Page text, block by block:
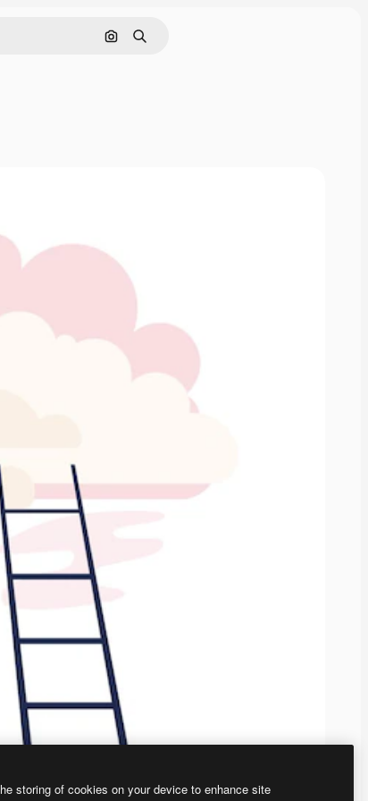
이미지로 검색
검색
storing of cookies on your device to enhance site